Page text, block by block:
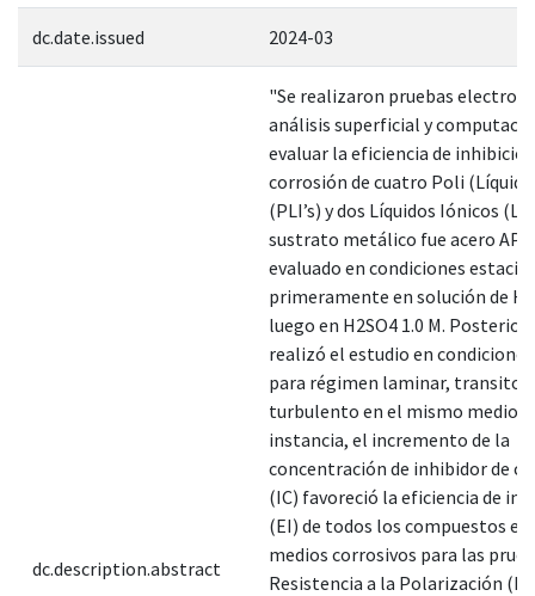
dc.date.issued 2024-03
dc.description.abstract
"Se realizaron pruebas
análisis superficial y
evaluar la eficiencia de
corrosión de cuatro Poli
(PLI’s) y dos Líquidos Iónicos
sustrato metálico fue acero API
evaluado en condiciones
primeramente en solución de
luego en H2SO4 1.0 M.
realizó el estudio en
para régimen laminar,
turbulento en el mismo medio.
instancia, el incremento de la
concentración de inhibidor de
(IC) favoreció la eficiencia de
(EI) de todos los compuestos
medios corrosivos para las
Resistencia a la Polarización